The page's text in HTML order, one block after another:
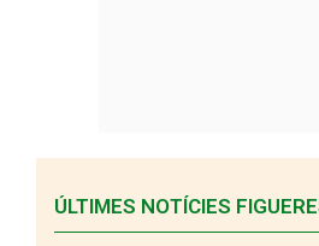
ÚLTIMES NOTÍCIES